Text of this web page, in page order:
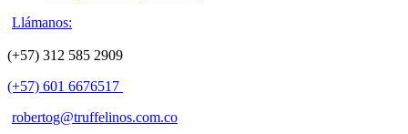
Llámanos:
(+57) 312 585 2909
(+57) 601 6676517
robertog@truffelinos.com.co